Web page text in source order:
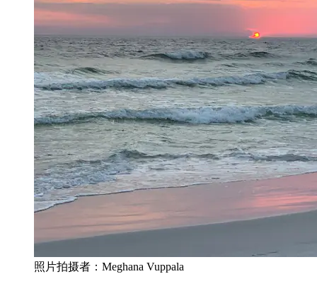
照片拍摄者：Meghana Vuppala